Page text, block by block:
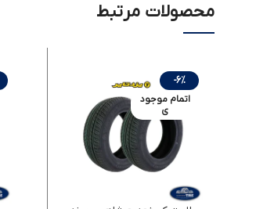
محصولات مرتبط
-6%
اتمام موجود
ی